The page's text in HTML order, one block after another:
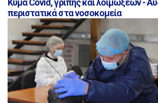
Κύμα Covid, γρίπης και λοιμώξεων -
περιστατικά στα νοσοκομεία